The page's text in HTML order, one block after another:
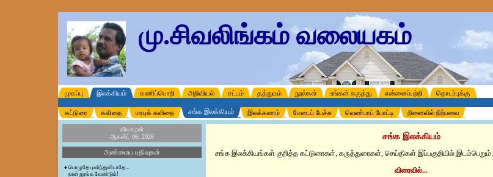
மு.சிவலிங்கம் வலையகம்
முகப்பு இலக்கியம் கணிப்பொறி அறிவியல் சட்டம் தத்துவம் நூல்கள் உங்கள் கருத்து என்னைப்பற்றி தொடர்புக்கு
கட்டுரை கவிதை மரபுக் கவிதை சங்க இலக்கியம் இலக்கணம் மேடைப் பேச்சு வெண்பாப் போட்டி நினைவில் நிற்பவை
வியாழன்
ஆகஸ்ட் 06, 2026
அண்மைய பதிவுகள்
♦ பொழுதே புலர்ந்துவிடாதே...
நான் தூங்க வேண்டும்!
சங்க இலக்கியம்
சங்க இலக்கியங்கள் குறித்த கட்டுரைகள், கருத்துரைகள், செய்திகள் இப்பகுதியில் இடம்பெறும்.
விரைவில்...